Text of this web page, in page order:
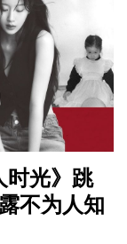
时光》跳
不为人知